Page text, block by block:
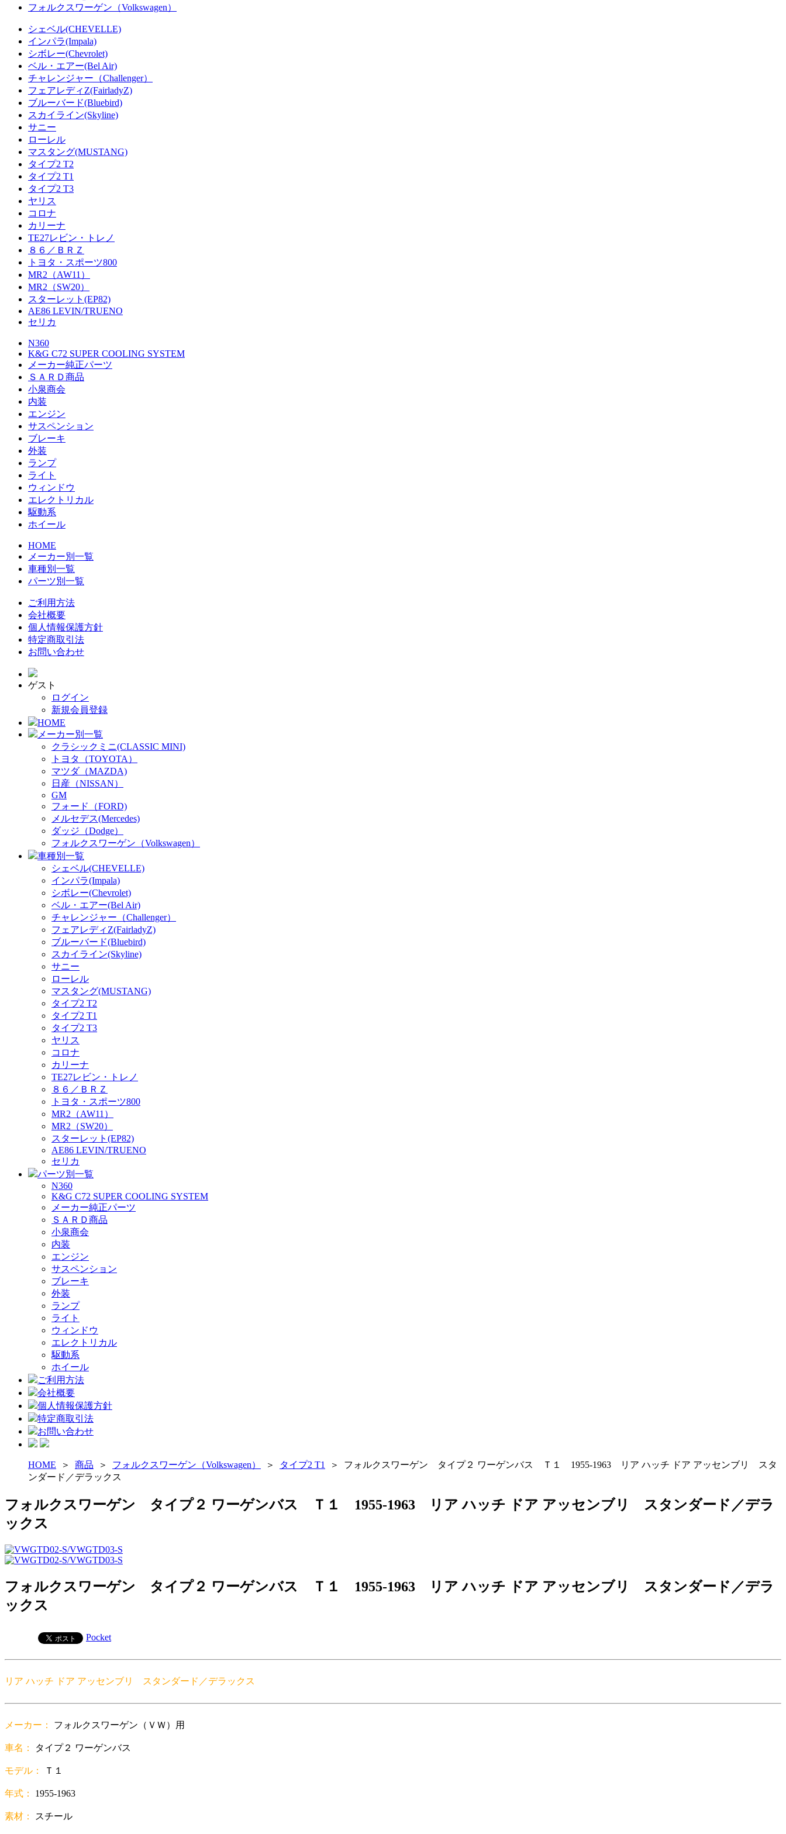
フォルクスワーゲン（Volkswagen）
シェベル(CHEVELLE)
インパラ(Impala)
シボレー(Chevrolet)
ベル・エアー(Bel Air)
チャレンジャー（Challenger）
フェアレディZ(FairladyZ)
ブルーバード(Bluebird)
スカイライン(Skyline)
サニー
ローレル
マスタング(MUSTANG)
タイプ2 T2
タイプ2 T1
タイプ2 T3
ヤリス
コロナ
カリーナ
TE27レビン・トレノ
８６／ＢＲＺ
トヨタ・スポーツ800
MR2（AW11）
MR2（SW20）
スターレット(EP82)
AE86 LEVIN/TRUENO
セリカ
N360
K&G C72 SUPER COOLING SYSTEM
メーカー純正パーツ
ＳＡＲＤ商品
小泉商会
内装
エンジン
サスペンション
ブレーキ
外装
ランプ
ライト
ウィンドウ
エレクトリカル
駆動系
ホイール
HOME
メーカー別一覧
車種別一覧
パーツ別一覧
ご利用方法
会社概要
個人情報保護方針
特定商取引法
お問い合わせ
ゲスト
ログイン
新規会員登録
HOME
メーカー別一覧
クラシックミニ(CLASSIC MINI)
トヨタ（TOYOTA）
マツダ（MAZDA)
日産（NISSAN）
GM
フォード（FORD)
メルセデス(Mercedes)
ダッジ（Dodge）
フォルクスワーゲン（Volkswagen）
車種別一覧
シェベル(CHEVELLE)
インパラ(Impala)
シボレー(Chevrolet)
ベル・エアー(Bel Air)
チャレンジャー（Challenger）
フェアレディZ(FairladyZ)
ブルーバード(Bluebird)
スカイライン(Skyline)
サニー
ローレル
マスタング(MUSTANG)
タイプ2 T2
タイプ2 T1
タイプ2 T3
ヤリス
コロナ
カリーナ
TE27レビン・トレノ
８６／ＢＲＺ
トヨタ・スポーツ800
MR2（AW11）
MR2（SW20）
スターレット(EP82)
AE86 LEVIN/TRUENO
セリカ
パーツ別一覧
N360
K&G C72 SUPER COOLING SYSTEM
メーカー純正パーツ
ＳＡＲＤ商品
小泉商会
内装
エンジン
サスペンション
ブレーキ
外装
ランプ
ライト
ウィンドウ
エレクトリカル
駆動系
ホイール
ご利用方法
会社概要
個人情報保護方針
特定商取引法
お問い合わせ
HOME ＞ 商品 ＞ フォルクスワーゲン（Volkswagen） ＞ タイプ2 T1 ＞ フォルクスワーゲン タイプ２ ワーゲンバス Ｔ１ 1955-1963 リア ハッチ ドア アッセンブリ スタ
ンダード／デラックス
フォルクスワーゲン タイプ２ ワーゲンバス Ｔ１ 1955-1963 リア ハッチ ドア アッセンブリ スタンダード／デラ
ックス
フォルクスワーゲン タイプ２ ワーゲンバス Ｔ１ 1955-1963 リア ハッチ ドア アッセンブリ スタンダード／デラ
ックス
Pocket
リア ハッチ ドア アッセンブリ スタンダード／デラックス
メーカー： フォルクスワーゲン（ＶＷ）用
車名： タイプ２ ワーゲンバス
モデル： Ｔ１
年式： 1955-1963
素材： スチール